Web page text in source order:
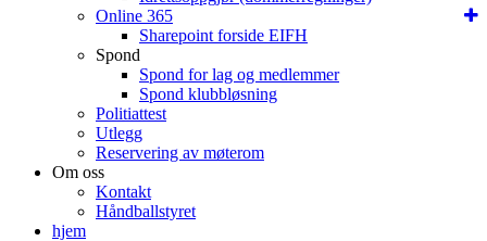
Online 365
Sharepoint forside EIFH
Spond
Spond for lag og medlemmer
Spond klubbløsning
Politiattest
Utlegg
Reservering av møterom
Om oss
Kontakt
Håndballstyret
hjem